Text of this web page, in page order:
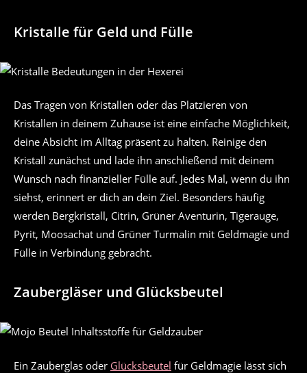
Kristalle für Geld und Fülle
Das Tragen von Kristallen oder das Platzieren von
Kristallen in deinem Zuhause ist eine einfache Möglichkeit,
deine Absicht im Alltag präsent zu halten. Reinige den
Kristall zunächst und lade ihn anschließend mit deinem
Wunsch nach finanzieller Fülle auf. Jedes Mal, wenn du ihn
siehst, erinnert er dich an dein Ziel. Besonders häufig
werden Bergkristall, Citrin, Grüner Aventurin, Tigerauge,
Pyrit, Moosachat und Grüner Turmalin mit Geldmagie und
Fülle in Verbindung gebracht.
Zaubergläser und Glücksbeutel
Ein Zauberglas oder Glücksbeutel für Geldmagie lässt sich